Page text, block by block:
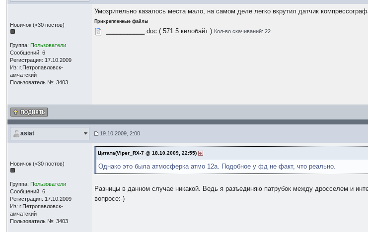
Новичок (<30 постов)
Группа:Пользователи
Сообщений: 6
Регистрация: 17.10.2009
Из: г.Петропавловск-
амчатский
Пользователь №: 3403
Умозрительно казалось места мало, на самом деле легко вкрутил датчик
Прикрепленные файлы
___________.doc ( 571.5 килобайт ) Кол-во скачиваний: 22
asiat 19.10.2009, 2:00
Новичок (<30 постов)
Группа:Пользователи
Сообщений: 6
Регистрация: 17.10.2009
Из: г.Петропавловск-
амчатский
Пользователь №: 3403
Цитата(Viper_RX-7 @ 18.10.2009, 22:55)
Однако это была атмосферка атмо 12а. Подобное у фд не факт, что реально.
Разницы в данном случае никакой. Ведь я разъединяю патрубок между дросселем и
вопросе:-)